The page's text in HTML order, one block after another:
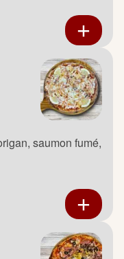
saumon fumé,